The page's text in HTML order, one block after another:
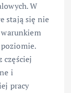
W
stają się nie
częściej
i
pracy